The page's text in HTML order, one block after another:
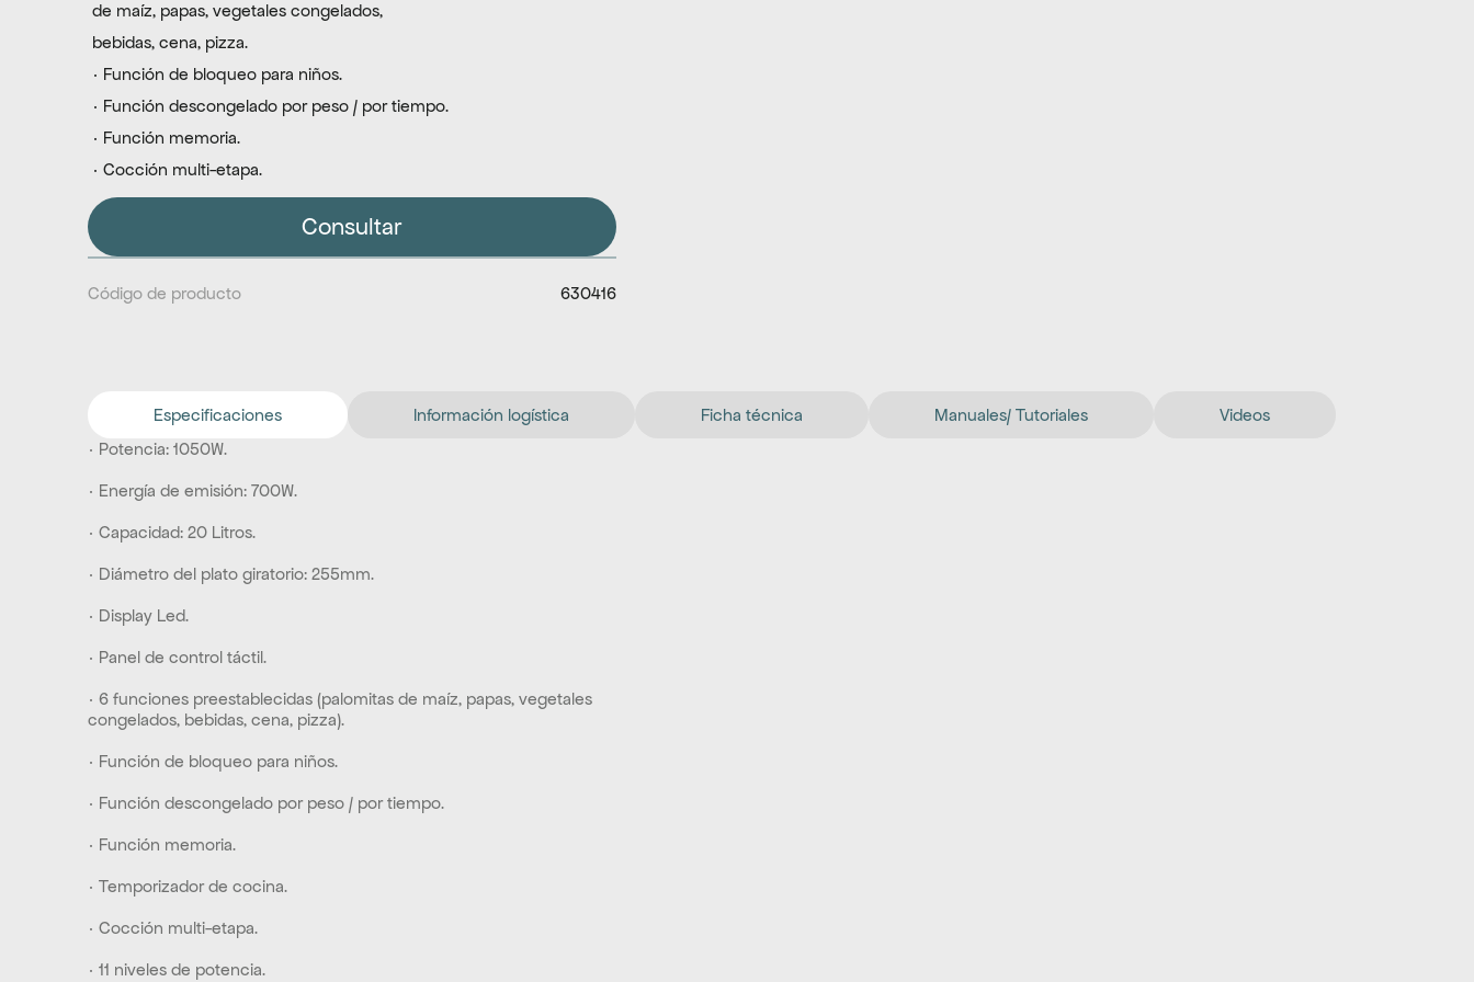
de maíz, papas, vegetales congelados,
bebidas, cena, pizza.
· Función de bloqueo para niños.
· Función descongelado por peso / por tiempo.
· Función memoria.
· Cocción multi-etapa.
Consultar
Código de producto 630416
Especificaciones Información logística Ficha técnica Manuales/ Tutoriales
Videos
· Potencia: 1050W.
· Energía de emisión: 700W.
· Capacidad: 20 Litros.
· Diámetro del plato giratorio: 255mm.
· Display Led.
· Panel de control táctil.
· 6 funciones preestablecidas (palomitas de maíz, papas, vegetales
congelados, bebidas, cena, pizza).
· Función de bloqueo para niños.
· Función descongelado por peso / por tiempo.
· Función memoria.
· Temporizador de cocina.
· Cocción multi-etapa.
· 11 niveles de potencia.